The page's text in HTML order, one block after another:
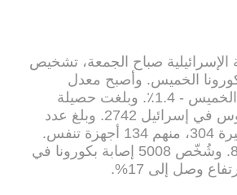
صباح الجمعة، تشخيص
بكورونا الخميس. وأصبح معدل
الاختبارات الإيجابية الخميس - 1.4٪. وبلغت حصيلة
الوفيات جراء الفيروس في إسرائيل 2742. وبلغ عدد
المصابين بحالة خطيرة 304، منهم 134 أجهزة تنفس.
وعدد المرضى 8427. وشُخّص 5008 إصابة بكورونا في
وصل إلى 17%.